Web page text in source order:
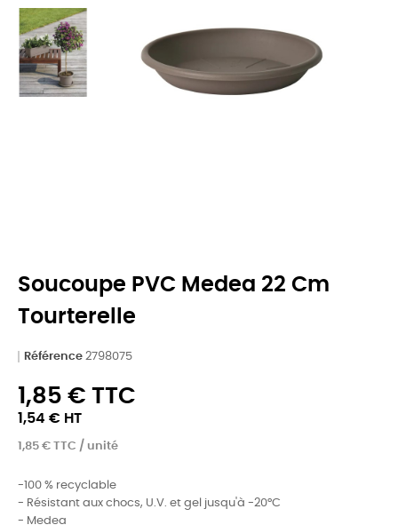
Soucoupe PVC Medea 22 Cm
Tourterelle
Référence 2798075
1,85 € TTC
1,54 € HT
1,85 € TTC / unité
-100 % recyclable
- Résistant aux chocs, U.V. et gel jusqu'à -20°C
- Medea